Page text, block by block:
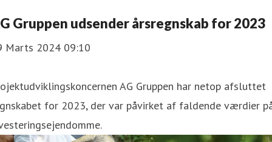
Gruppen udsender årsregnskab for 2023
Marts 2024 09:10
AG Gruppen har netop afsluttet
for 2023, der var påvirket af faldende værdier